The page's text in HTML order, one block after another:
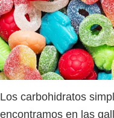
Los carbohidratos
encontramos en las